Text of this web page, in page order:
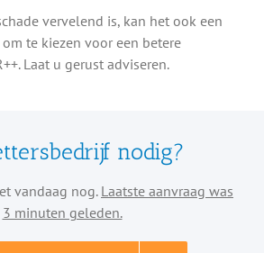
vervelend is, kan het ook een
te kiezen voor een betere
Laat u gerust adviseren.
nodig?
vandaag nog. Laatste aanvraag was
3 minuten geleden.